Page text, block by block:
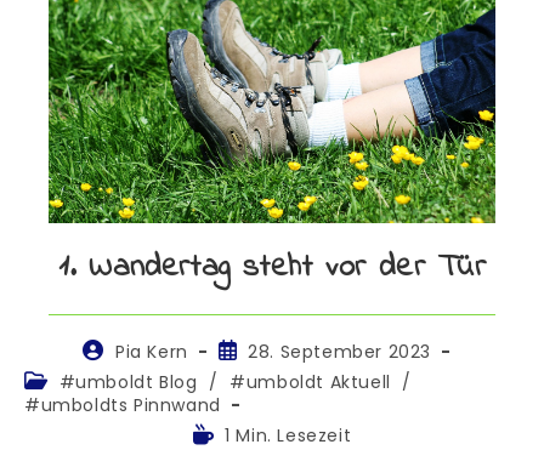
1. Wandertag steht vor der Tür
Pia Kern
28. September 2023
#umboldt Blog / #umboldt Aktuell /
#umboldts Pinnwand
1 Min. Lesezeit